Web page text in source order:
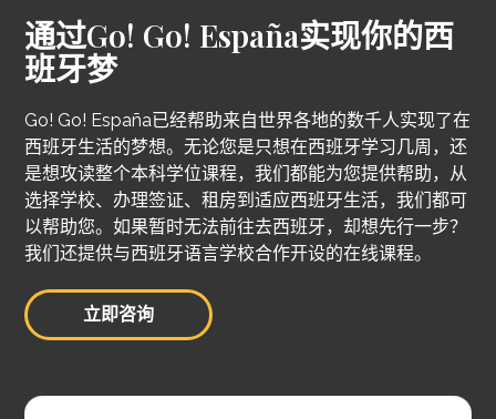
通过Go! Go! España实现你的西
班牙梦
Go! Go! España已经帮助来自世界各地的数千人实现了在
西班牙生活的梦想。无论您是只想在西班牙学习几周，还
是想攻读整个本科学位课程，我们都能为您提供帮助，从
选择学校、办理签证、租房到适应西班牙生活，我们都可
以帮助您。如果暂时无法前往去西班牙，却想先行一步？
我们还提供与西班牙语言学校合作开设的在线课程。
立即咨询